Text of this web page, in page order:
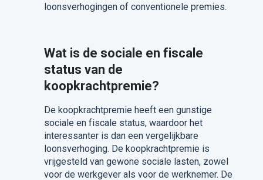
loonsverhogingen of conventionele premies.
Wat is de sociale en fiscale
status van de
koopkrachtpremie?
De koopkrachtpremie heeft een gunstige
sociale en fiscale status, waardoor het
interessanter is dan een vergelijkbare
loonsverhoging. De koopkrachtpremie is
vrijgesteld van gewone sociale lasten, zowel
voor de werkgever als voor de werknemer. De